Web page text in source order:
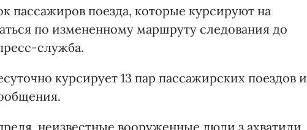
пассажиров поезда, которые курсируют на
по измененному маршруту следования до
служба.
курсирует 13 пар пассажирских поездов и
неизвестные вооруженные люди з ахватили